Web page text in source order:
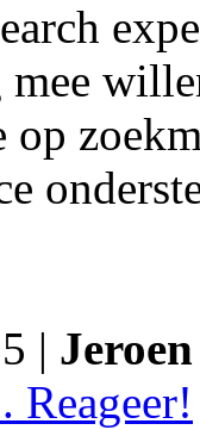
mee
op
|
Reageer!